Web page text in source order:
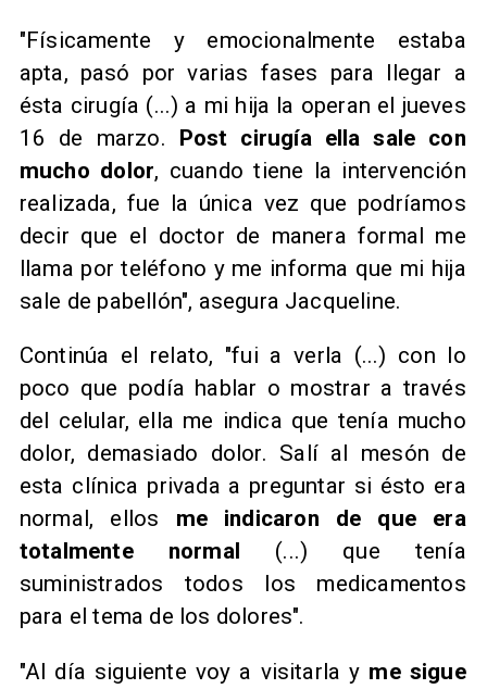
"Físicamente y emocionalmente estaba
apta, pasó por varias fases para llegar a
ésta cirugía (...) a mi hija la operan el jueves
16 de marzo. Post cirugía ella sale con
mucho dolor, cuando tiene la intervención
realizada, fue la única vez que podríamos
decir que el doctor de manera formal me
llama por teléfono y me informa que mi hija
sale de pabellón", asegura Jacqueline.
Continúa el relato, "fui a verla (...) con lo
poco que podía hablar o mostrar a través
del celular, ella me indica que tenía mucho
dolor, demasiado dolor. Salí al mesón de
esta clínica privada a preguntar si ésto era
normal, ellos me indicaron de que era
totalmente normal (...) que tenía
suministrados todos los medicamentos
para el tema de los dolores".
"Al día siguiente voy a visitarla y me sigue